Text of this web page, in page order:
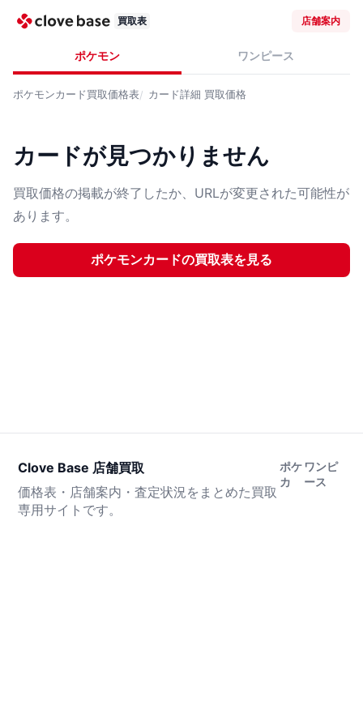
買取表 店舗案内
ポケモン ワンピース
ポケモンカード買取価格表 カード詳細 買取価格
カードが見つかりません
買取価格の掲載が終了したか、URLが変更された可能性が
あります。
ポケモンカードの買取表を見る
Clove Base 店舗買取
価格表・店舗案内・査定状況をまとめた買取
専用サイトです。
ポケ
カ
ワンピ
ース